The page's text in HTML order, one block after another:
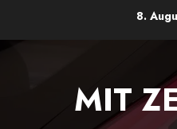
8.
MIT